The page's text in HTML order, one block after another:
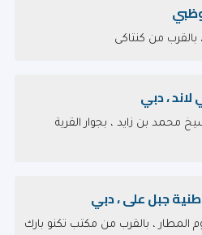
، دبي
محمد بن زايد ، بجوار القرية
جبل على ، دبي
المطار ، بالقرب من مكتب تكنو بارك